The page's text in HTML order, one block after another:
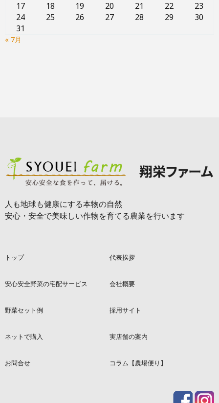
17
18 19 20 21 22
23
24
25 26 27 28 29
30
31
« 7月
人も地球も健康にする本物の自然
安心・安全で美味しい作物を育てる農業を行います
トップ 代表挨拶
安心安全野菜の宅配サービス 会社概要
野菜セット例 採用サイト
ネットで購入 実店舗の案内
お問合せ コラム【農場便り】